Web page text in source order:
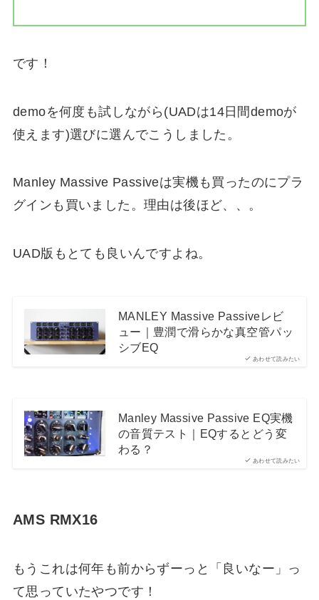
です！
demoを何度も試しながら(UADは14日間demoが
使えます)選びに選んでこうしました。
Manley Massive Passiveは実機も買ったのにプラ
グインも買いました。理由は後ほど、、。
UAD版もとても良いんですよね。
あわせて読みたい
MANLEY Massive Passiveレビ
ュー｜豊潤で滑らかな真空管パッ
シブEQ
あわせて読みたい
Manley Massive Passive EQ実機
の音質テスト｜EQするとどう変
わる？
AMS RMX16
もうこれは何年も前からずーっと「良いなー」っ
て思っていたやつです！